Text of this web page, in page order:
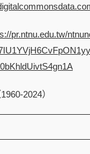
pr.ntnu.edu.tw/
2024）